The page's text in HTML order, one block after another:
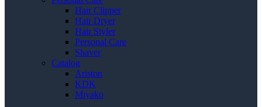
Hair Clipper
Hair Dryer
Hair Styler
Personal Care
Shaver
Catalog
Ariston
KDK
Miyako